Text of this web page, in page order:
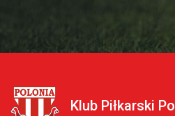
Klub Piłkarski